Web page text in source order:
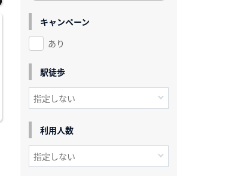
キャンペーン
あり
駅徒歩
利用人数